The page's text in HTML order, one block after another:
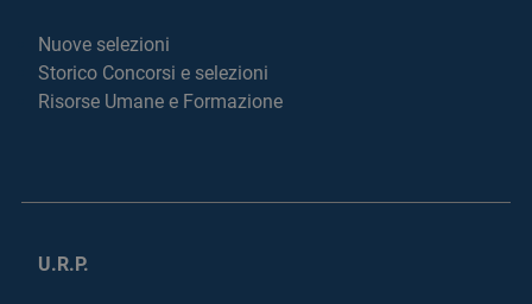
Nuove selezioni
Storico Concorsi e selezioni
Risorse Umane e Formazione
U.R.P.